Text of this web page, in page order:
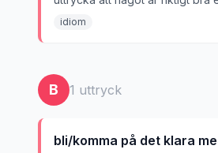
idiom
B 1 uttryck
bli/komma på det klara